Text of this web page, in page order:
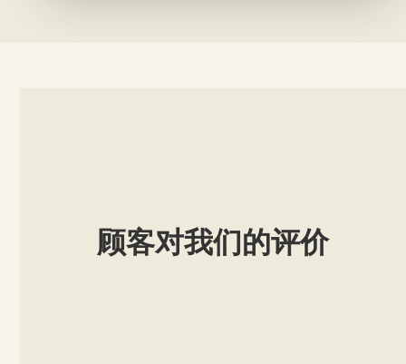
顾客对我们的评价